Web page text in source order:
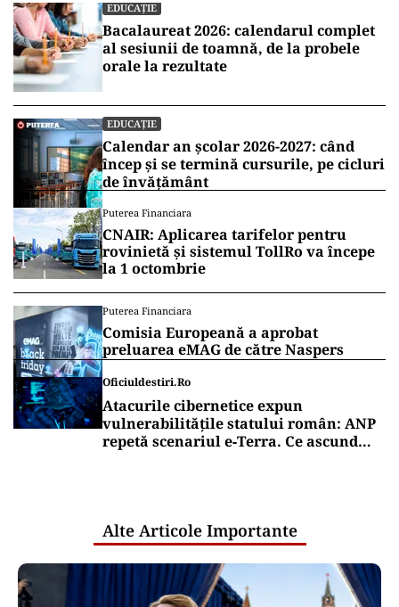
EDUCAȚIE
Bacalaureat 2026: calendarul complet
al sesiunii de toamnă, de la probele
orale la rezultate
EDUCAȚIE
Calendar an școlar 2026-2027: când
încep și se termină cursurile, pe cicluri
de învățământ
Puterea Financiara
CNAIR: Aplicarea tarifelor pentru
rovinietă și sistemul TollRo va începe
la 1 octombrie
Puterea Financiara
Comisia Europeană a aprobat
preluarea eMAG de către Naspers
Oficiuldestiri.ro
Atacurile cibernetice expun
vulnerabilitățile statului român: ANP
repetă scenariul e‑Terra. Ce ascund
Alte Articole Importante